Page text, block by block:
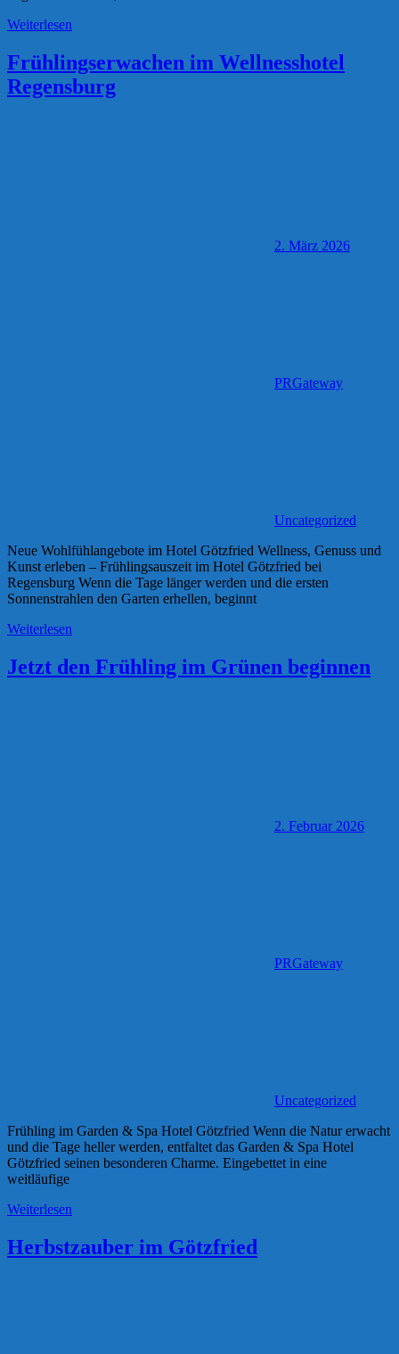
Weiterlesen
Frühlingserwachen im Wellnesshotel
Regensburg
2. März 2026
PRGateway
Uncategorized
Neue Wohlfühlangebote im Hotel Götzfried Wellness, Genuss und
Kunst erleben – Frühlingsauszeit im Hotel Götzfried bei
Regensburg Wenn die Tage länger werden und die ersten
Sonnenstrahlen den Garten erhellen, beginnt
Weiterlesen
Jetzt den Frühling im Grünen beginnen
2. Februar 2026
PRGateway
Uncategorized
Frühling im Garden & Spa Hotel Götzfried Wenn die Natur erwacht
und die Tage heller werden, entfaltet das Garden & Spa Hotel
Götzfried seinen besonderen Charme. Eingebettet in eine
weitläufige
Weiterlesen
Herbstzauber im Götzfried